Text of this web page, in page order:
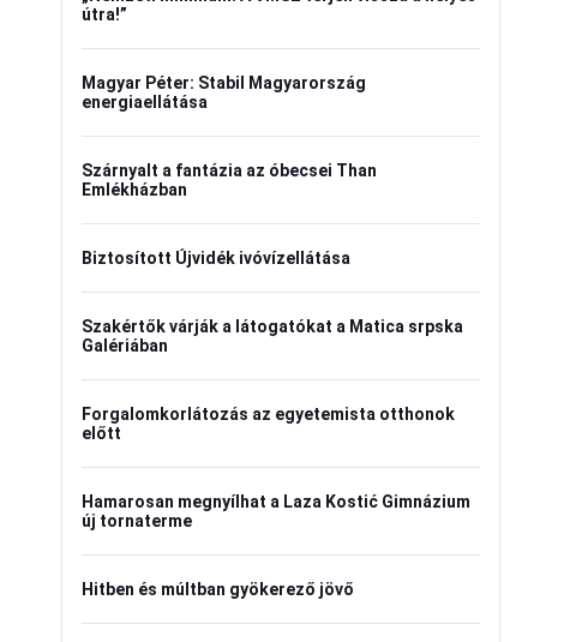
útra!”
Magyar Péter: Stabil Magyarország
energiaellátása
Szárnyalt a fantázia az óbecsei Than
Emlékházban
Biztosított Újvidék ivóvízellátása
Szakértők várják a látogatókat a Matica srpska
Galériában
Forgalomkorlátozás az egyetemista otthonok
előtt
Hamarosan megnyílhat a Laza Kostić Gimnázium
új tornaterme
Hitben és múltban gyökerező jövő